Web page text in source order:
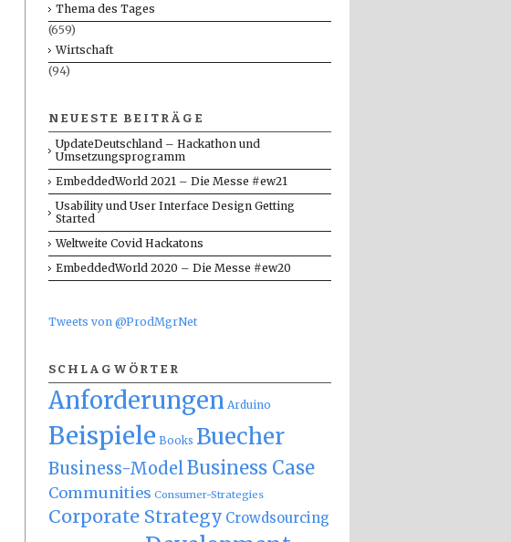
Thema des Tages
(659)
Wirtschaft
(94)
NEUESTE BEITRÄGE
UpdateDeutschland – Hackathon und
Umsetzungsprogramm
EmbeddedWorld 2021 – Die Messe #ew21
Usability und User Interface Design Getting
Started
Weltweite Covid Hackatons
EmbeddedWorld 2020 – Die Messe #ew20
Tweets von @ProdMgrNet
SCHLAGWÖRTER
Anforderungen Arduino
Beispiele Books Buecher
Business-Model Business Case
Communities Consumer-Strategies
Corporate Strategy Crowdsourcing